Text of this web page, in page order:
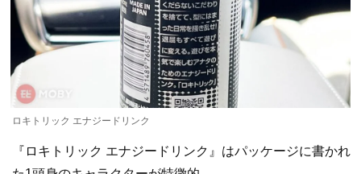
ロキトリック エナジードリンク
『ロキトリック エナジードリンク』はパッケージに書かれ